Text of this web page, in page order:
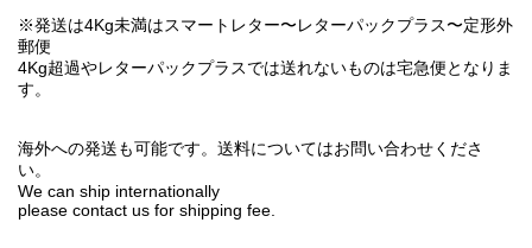
※発送は4Kg未満はスマートレター〜レターパックプラス〜定形外
郵便
4Kg超過やレターパックプラスでは送れないものは宅急便となりま
す。
海外への発送も可能です。送料についてはお問い合わせくださ
い。
We can ship internationally
please contact us for shipping fee.